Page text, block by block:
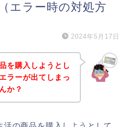
エラー時の対処方
2024年5月17日
を購入しようとし
ラーが出てしまっ
か？